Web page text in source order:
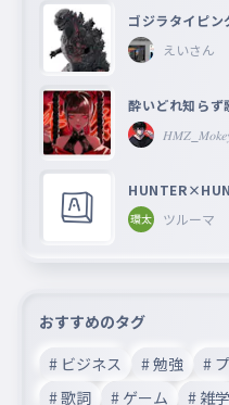
ゴジラタイピン
えいさん
酔いどれ知らず
ツルーマ
おすすめのタグ
# ビジネス # 勉強 #
# 歌詞
# ゲーム # 雑学